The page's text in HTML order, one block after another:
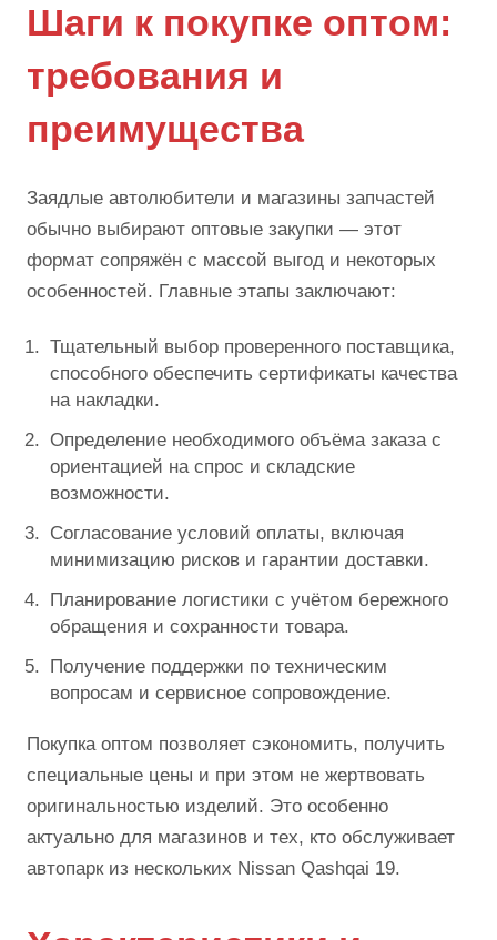
Шаги к покупке оптом:
требования и
преимущества
Заядлые автолюбители и магазины запчастей
обычно выбирают оптовые закупки — этот
формат сопряжён с массой выгод и некоторых
особенностей. Главные этапы заключают:
Тщательный выбор проверенного поставщика,
способного обеспечить сертификаты качества
на накладки.
Определение необходимого объёма заказа с
ориентацией на спрос и складские
возможности.
Согласование условий оплаты, включая
минимизацию рисков и гарантии доставки.
Планирование логистики с учётом бережного
обращения и сохранности товара.
Получение поддержки по техническим
вопросам и сервисное сопровождение.
Покупка оптом позволяет сэкономить, получить
специальные цены и при этом не жертвовать
оригинальностью изделий. Это особенно
актуально для магазинов и тех, кто обслуживает
автопарк из нескольких Nissan Qashqai 19.